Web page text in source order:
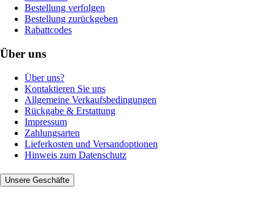
Bestellung verfolgen
Bestellung zurückgeben
Rabattcodes
Über uns
Über uns?
Kontaktieren Sie uns
Allgemeine Verkaufsbedingungen
Rückgabe & Erstattung
Impressum
Zahlungsarten
Lieferkosten und Versandoptionen
Hinweis zum Datenschutz
Unsere Geschäfte